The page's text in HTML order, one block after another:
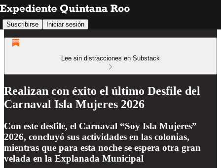
Suscribirse Iniciar sesión
Lee sin distracciones en Substack
Realizan con éxito el último Desfile del
Carnaval Isla Mujeres 2026
Con este desfile, el Carnaval “Soy Isla Mujeres”
2026, concluyó sus actividades en las colonias,
mientras que para esta noche se espera otra gran
velada en la Explanada Municipal